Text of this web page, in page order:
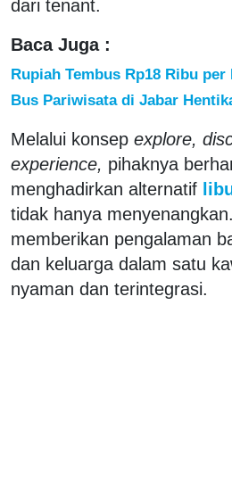
dari tenant.
Baca Juga :
Rupiah Tembus Rp18 Ribu
Bus Pariwisata di Jabar
Melalui konsep explore,
experience, pihaknya
menghadirkan alternatif
tidak hanya
memberikan pengalaman
dan keluarga dalam satu
nyaman dan terintegrasi.